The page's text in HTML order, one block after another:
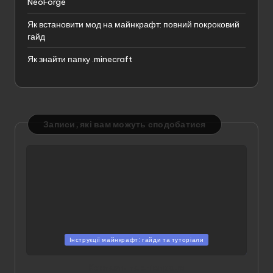
Як встановити мод на майнкрафт: повний покроковий
гайд
Як знайти папку .minecraft
Записи, які вам можуть сподобатися
ОпублікованоІнструкції майнкрафт: гайди та туторіали